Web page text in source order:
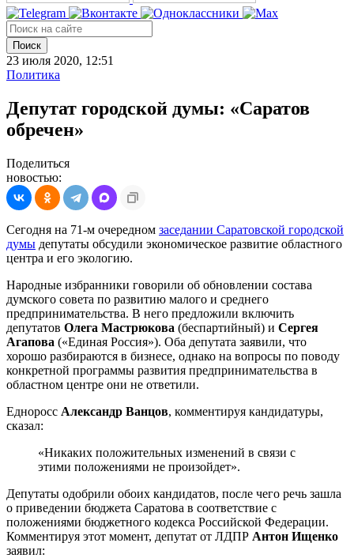
Поиск
23 июля 2020, 12:51
Политика
Депутат городской думы: «Саратов
обречен»
Поделиться
новостью:
Сегодня на 71-м очередном заседании Саратовской городской
думы депутаты обсудили экономическое развитие областного
центра и его экологию.
Народные избранники говорили об обновлении состава
думского совета по развитию малого и среднего
предпринимательства. В него предложили включить
депутатов Олега Мастрюкова (беспартийный) и Сергея
Агапова («Единая Россия»). Оба депутата заявили, что
хорошо разбираются в бизнесе, однако на вопросы по поводу
конкретной программы развития предпринимательства в
областном центре они не ответили.
Едноросс Александр Ванцов, комментируя кандидатуры,
сказал:
«Никаких положительных изменений в связи с
этими положениями не произойдет».
Депутаты одобрили обоих кандидатов, после чего речь зашла
о приведении бюджета Саратова в соответствие с
положениями бюджетного кодекса Российской Федерации.
Комментируя этот момент, депутат от ЛДПР Антон Ищенко
заявил: